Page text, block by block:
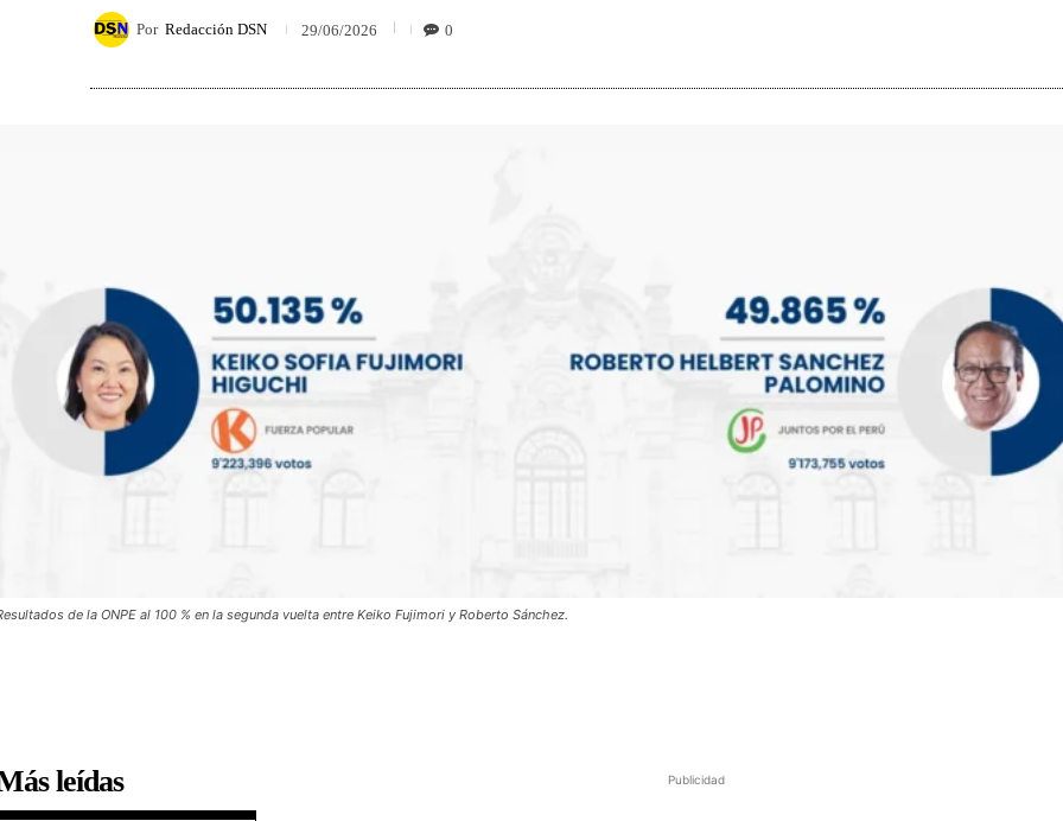
Por Redacción DSN 29/06/2026 0
de la ONPE al 100 % en la segunda vuelta entre Keiko Fujimori y Roberto Sánchez.
leídas Publicidad